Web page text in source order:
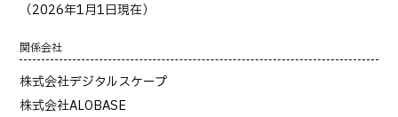
（2026年1月1日現在）
関係会社
株式会社デジタルスケープ
株式会社ALOBASE